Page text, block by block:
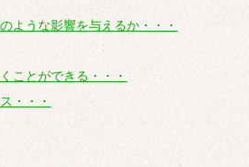
ような影響を与えるか・・・
ことができる・・・
・・・